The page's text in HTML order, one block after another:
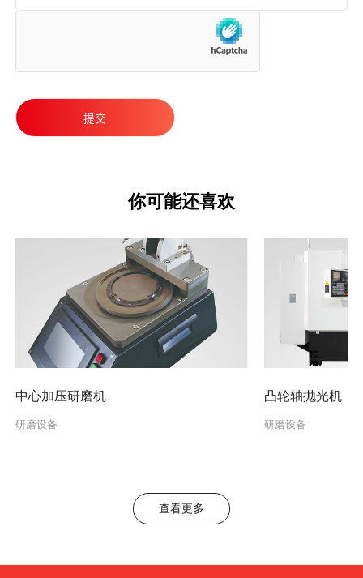
你可能还喜欢
中心加压研磨机
研磨设备
凸轮轴抛光机
研磨设备
查看更多